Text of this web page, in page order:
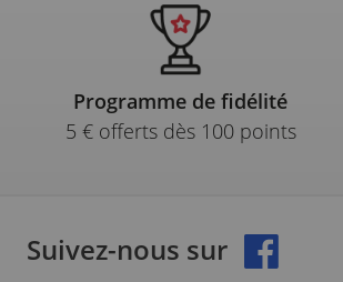
Programme de fidélité
5 € offerts dès 100 points
Suivez-nous sur